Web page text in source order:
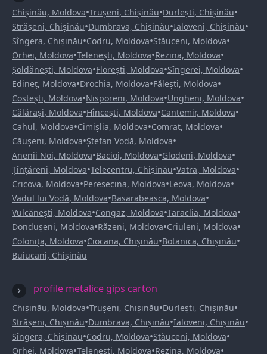
Chișinău, Moldova•Trușeni, Chișinău•Durlești, Chișinău•
Strășeni, Chișinău•Dumbrava, Chișinău•Ialoveni, Chișinău•
Sîngera, Chișinău•Codru, Moldova•Stăuceni, Moldova•
Orhei, Moldova•Telenești, Moldova•Rezina, Moldova•
Șoldănești, Moldova•Florești, Moldova•Sîngerei, Moldova•
Edineț, Moldova•Drochia, Moldova•Fălești, Moldova•
Costești, Moldova•Nisporeni, Moldova•Ungheni, Moldova•
Călărași, Moldova•Hîncești, Moldova•Cantemir, Moldova•
Cahul, Moldova•Cimișlia, Moldova•Comrat, Moldova•
Căușeni, Moldova•Ștefan Vodă, Moldova•
Anenii Noi, Moldova•Bacioi, Moldova•Glodeni, Moldova•
Țînțăreni, Moldova•Telecentru, Chișinău•Vatra, Moldova•
Cricova, Moldova•Peresecina, Moldova•Leova, Moldova•
Vadul lui Vodă, Moldova•Basarabeasca, Moldova•
Vulcănești, Moldova•Congaz, Moldova•Taraclia, Moldova•
Dondușeni, Moldova•Răzeni, Moldova•Criuleni, Moldova•
Colonița, Moldova•Ciocana, Chișinău•Botanica, Chișinău•
Buiucani, Chișinău
profile metalice gips carton
Chișinău, Moldova•Trușeni, Chișinău•Durlești, Chișinău•
Strășeni, Chișinău•Dumbrava, Chișinău•Ialoveni, Chișinău•
Sîngera, Chișinău•Codru, Moldova•Stăuceni, Moldova•
Orhei, Moldova•Telenești, Moldova•Rezina, Moldova•